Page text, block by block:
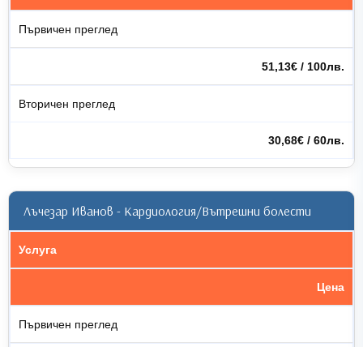
Първичен преглед
51,13€ / 100лв.
Вторичен преглед
30,68€ / 60лв.
Лъчезар Иванов - Кардиология/Вътрешни болести
Услуга
Цена
Първичен преглед